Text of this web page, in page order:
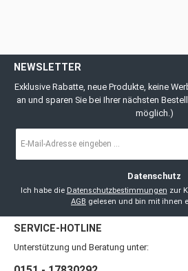
NEWSLETTER
Exklusive Rabatte, neue Produkte, keine
an und sparen Sie bei Ihrer nächsten
möglich.)
Mail-
Datenschutz
Ich habe die Datenschutzbestimmungen
AGB gelesen und bin mit ihnen
SERVICE-HOTLINE
Unterstützung und Beratung unter: